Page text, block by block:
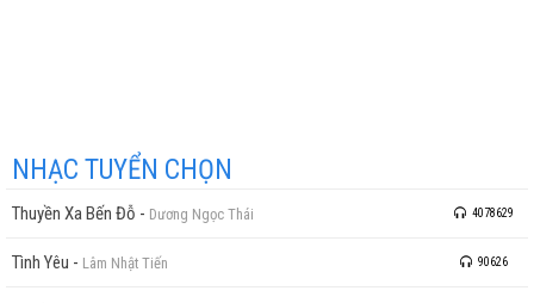
NHẠC TUYỂN CHỌN
Thuyền Xa Bến Đỗ - Dương Ngọc Thái 4078629
Tình Yêu - Lâm Nhật Tiến 90626